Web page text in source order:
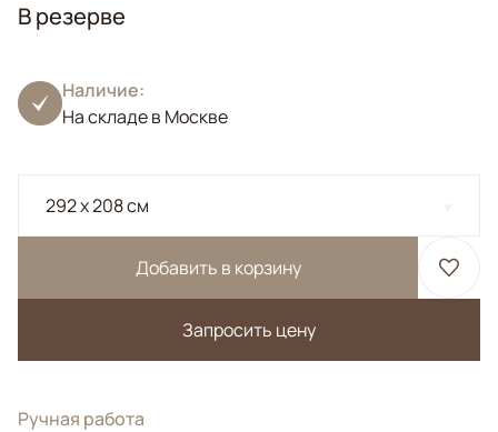
В резерве
Наличие:
На складе в Москве
292 x 208 см
Добавить в корзину
Запросить цену
Ручная работа